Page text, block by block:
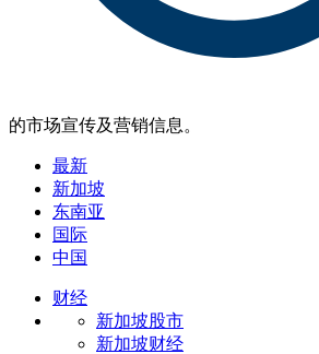
的市场宣传及营销信息。
最新
新加坡
东南亚
国际
中国
财经
新加坡股市
新加坡财经